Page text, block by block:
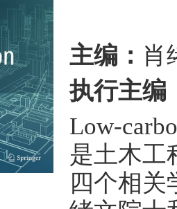
主编： 肖
执行主编
Low-
是土木工
四个相